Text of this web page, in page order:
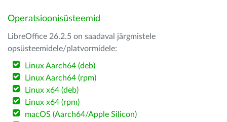
Operatsioonisüsteemid
LibreOffice 26.2.5 on saadaval järgmistele
opsüsteemidele/platvormidele:
Linux Aarch64 (deb)
Linux Aarch64 (rpm)
Linux x64 (deb)
Linux x64 (rpm)
macOS (Aarch64/Apple Silicon)